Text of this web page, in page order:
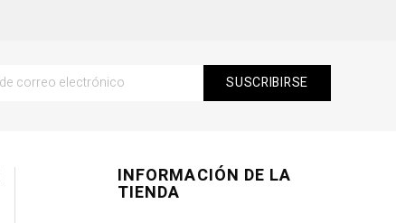
INFORMACIÓN DE LA
TIENDA